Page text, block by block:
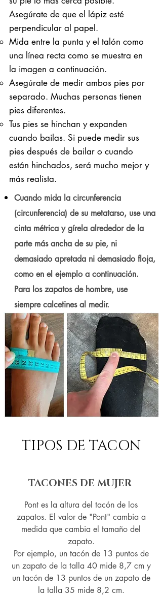
Asegúrate de que el lápiz esté
perpendicular al papel.
Mida entre la punta y el talón como
una línea recta como se muestra en
la imagen a continuación.
Asegúrate de medir ambos pies por
separado. Muchas personas tienen
pies diferentes.
Tus pies se hinchan y expanden
cuando bailas. Si puede medir sus
pies después de bailar o cuando
están hinchados, será mucho mejor y
más realista.
Cuando mida la circunferencia
(circunferencia) de su metatarso, use una
cinta métrica y gírela alrededor de la
parte más ancha de su pie, ni
demasiado apretada ni demasiado floja,
como en el ejemplo a continuación.
Para los zapatos de hombre, use
siempre calcetines al medir.
TIPOS DE TACON
TACONES DE MUJER
Pont es la altura del tacón de los
zapatos. El valor de "Pont" cambia a
medida que cambia el tamaño del
zapato.
Por ejemplo, un tacón de 13 puntos de
un zapato de la talla 40 mide 8,7 cm y
un tacón de 13 puntos de un zapato de
la talla 35 mide 8,2 cm.